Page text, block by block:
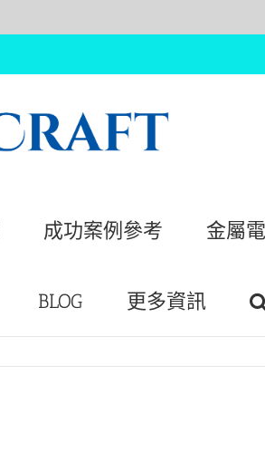
成功案例參考 金屬
BLOG 更多資訊